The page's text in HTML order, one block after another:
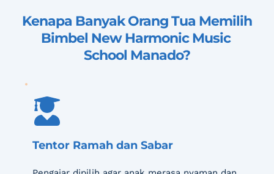
Kenapa Banyak Orang Tua Memilih
Bimbel New Harmonic Music
School Manado?
Tentor Ramah dan Sabar